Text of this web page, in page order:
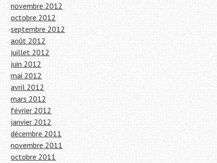
novembre 2012
octobre 2012
septembre 2012
août 2012
juillet 2012
juin 2012
mai 2012
avril 2012
mars 2012
février 2012
janvier 2012
décembre 2011
novembre 2011
octobre 2011